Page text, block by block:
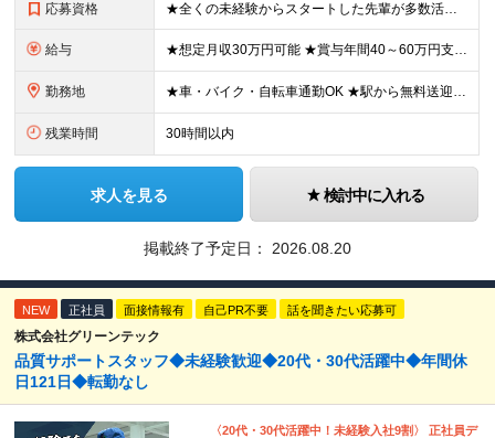
応募資格 ★全くの未経験からスタートした先輩が多数活躍中 ◆未経験歓迎 ◆学歴不問・資格不問・経験不問！ ≪こんな方にピッタリ≫ □ 人と話すより「手を動かす派」な方 □ 重労働から卒業して、落ち着いて働き
給与 ★想定月収30万円可能 ★賞与年間40～60万円支給実績あり 月給23万5000円～+残業代全額支給＋各種手当+賞与年2回 ※試用期間2ヶ月あり（給与・待遇に差異はありません） ※残業代・深夜割増手
勤務地 ★車・バイク・自転車通勤OK ★駅から無料送迎バスあり 神奈川県横須賀市夏島町19番地 ※自動車・バイク通勤に関しては駐車場の空き状況による (変更の範囲)上記を除く当社関連勤務地
残業時間 30時間以内
求人を見る 検討中に入れる
掲載終了予定日： 2026.08.20
NEW 正社員 面接情報有 自己PR不要 話を聞きたい応募可
株式会社グリーンテック
品質サポートスタッフ◆未経験歓迎◆20代・30代活躍中◆年間休
日121日◆転勤なし
〈20代・30代活躍中！未経験入社9割〉 正社員デ